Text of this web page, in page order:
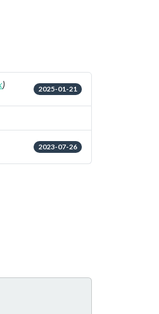
) 2025-01-21
2023-07-26